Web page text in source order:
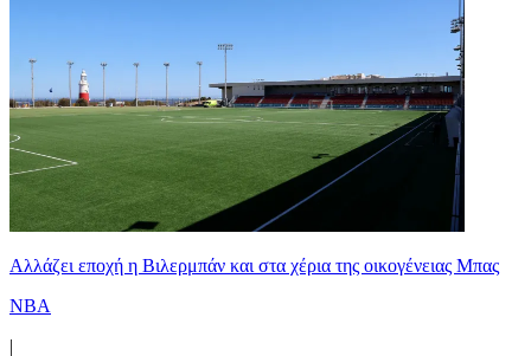
Aλλάζει εποχή η Βιλερμπάν και στα χέρια της οικογένειας Μπας
NBA
|